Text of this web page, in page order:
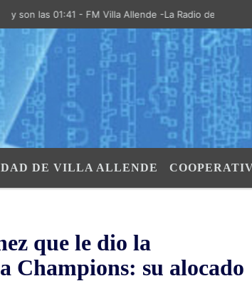
01:41 - FM Villa Allende -La Radio de la Villa- "El
DE VILLA ALLENDE
que le dio la
Champions: su alocado